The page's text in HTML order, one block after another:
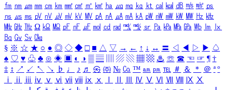
㎙ ㎚ ㎛ ㎜ ㎝ ㎞ ㎟ ㎠ ㎡ ㎢ ㏊ ㎍ ㎎ ㎏ ㏏ ㎈ ㎉ ㏈ ㎧ ㎨ ㎰
㎱ ㎲ ㎳ ㎴ ㎵ ㎶ ㎷ ㎸ ㎹ ㎀ ㎁ ㎂ ㎃ ㎄ ㎺ ㎻ ㎽ ㎾ ㎿ ㎐ ㎑
㎒ ㎓ ㎔ Ω ㏀ ㏁ ㎊ ㎋ ㎌ ㏖ ㏅ ㎭ ㎮ ㎯ ㏛ ㎩ ㎪ ㎫ ㎬ ㏝ ㏐
㏓
㏃ ㏉ ㏜ ㏆
§ ※ ☆ ★ ○ ● ◎ ◇ ◆ □ ■ △ ▽ → ← ↑ ↓ ↔ 〓 ◁ ◀ ▷ ▶ ♤
♠ ♡ ♥ ♧ ♣ ⊙ ◈ ▣ ◐ ◑ ▒ ▤ ▨ ▧ ▦ ▩ ♨ ☏ ☎ ☜ ☞ ¶ †
‡ ↕ ↗ ↙ ↖ ↘ ♭ ♩ ♪ ♬ ㉿ ㈜ № ㏇ ™ ㏂ ㏘ ℡ ＃ ＆ ＊ ＠ ª º
ⅰ
ⅱ ⅲ ⅳ ⅴ ⅵ ⅶ ⅷ ⅸ ⅹ Ⅳ Ⅴ Ⅵ Ⅶ Ⅷ Ⅸ Ⅹ